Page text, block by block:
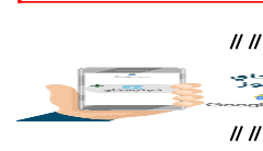
//
//
//
//